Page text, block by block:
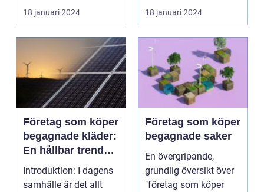
Introduktion: Elbilfö...
18 januari 2024
hållbarhet för företag...
18 januari 2024
Företag som köper
begagnade kläder:
En hållbar trend
för privatpersoner
Introduktion: I dagens
samhälle är det allt
Företag som köper
begagnade saker
En övergripande,
grundlig översikt över
"företag som köper